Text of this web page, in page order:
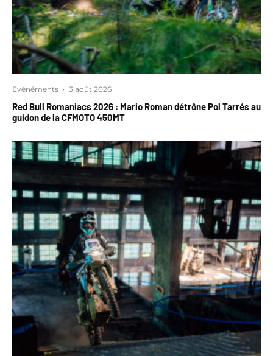
Evénéments · 3 août 2026
Red Bull Romaniacs 2026 : Mario Roman détrône Pol Tarrés au
guidon de la CFMOTO 450MT